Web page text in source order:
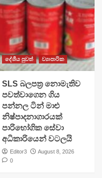
දේශීය පුවත් ව්‍යාපාරික
SLS බලපත්‍ර නොමැතිව
පවත්වාගෙන ගිය
පන්නල ටින් මාළු
නිෂ්පාදනාගාරයක්
පාරිභෝගික සේවා
අධිකාරියෙන් වටලයි
Editor3
August 8, 2026
0